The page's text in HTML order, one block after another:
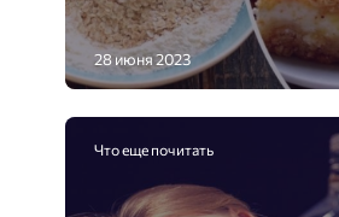
28 июня 2023
Что еще почитать